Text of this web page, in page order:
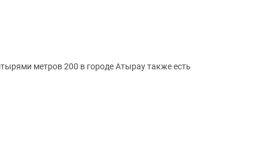
метров 200 в городе Атырау также есть